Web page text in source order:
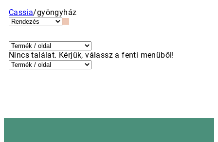
Cassia/gyöngyház
Nincs találat. Kérjük, válassz a fenti menüből!